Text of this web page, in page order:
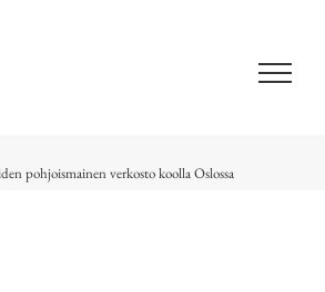
pohjoismainen verkosto koolla Oslossa